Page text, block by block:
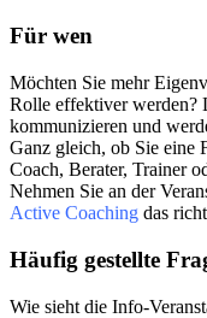
Für wen
Möchten Sie mehr
Rolle effektiver werden?
kommunizieren und
Ganz gleich, ob Sie eine
Coach, Berater, Trainer
Nehmen Sie an der
Active Coaching das
Häufig gestellte
Wie sieht die Info-